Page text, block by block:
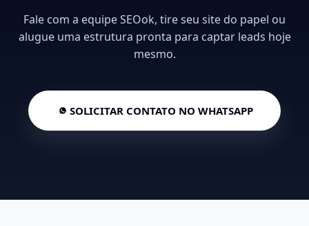
Fale com a equipe SEOok, tire seu site do papel ou
alugue uma estrutura pronta para captar leads hoje
mesmo.
SOLICITAR CONTATO NO WHATSAPP